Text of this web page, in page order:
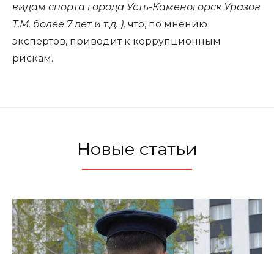
видам спорта города Усть-Каменогорск Уразов
Т.М. более 7 лет и т.д. ), что, по мнению
экспертов, приводит к коррупционным
рискам.
Новые статьи